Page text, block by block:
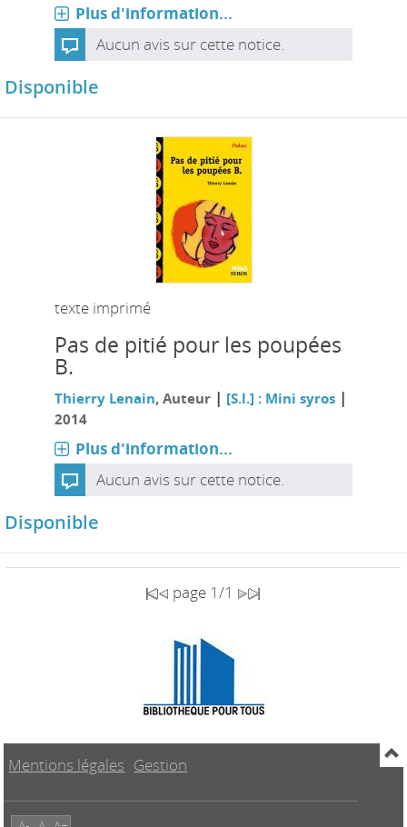
Plus d'information...
Aucun avis sur cette notice.
Disponible
texte imprimé
Pas de pitié pour les poupées
B.
Thierry Lenain, Auteur | [S.l.] : Mini syros|
2014
Plus d'information...
Aucun avis sur cette notice.
Disponible
page 1/1
Mentions légales Gestion